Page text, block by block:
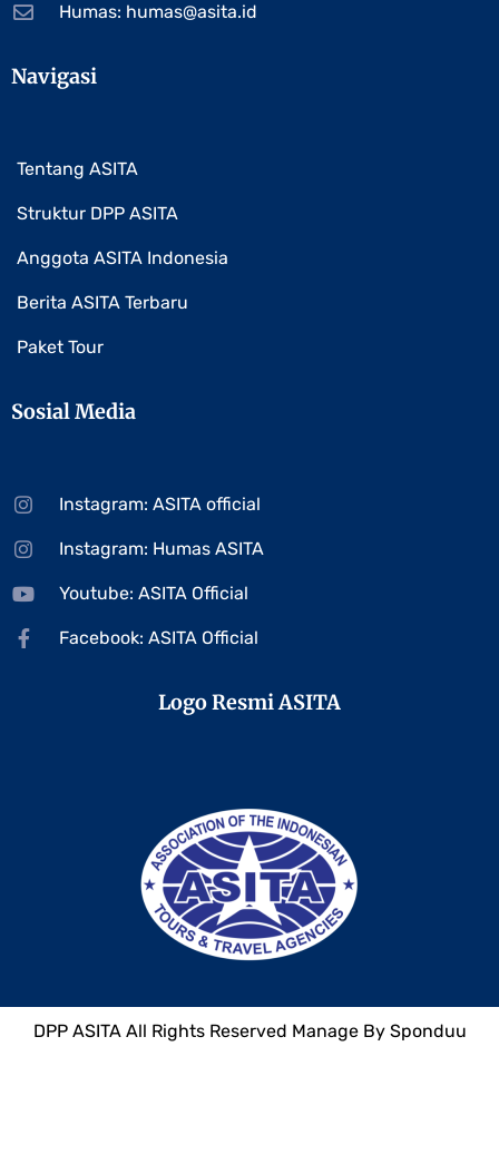
Humas: humas@asita.id
Navigasi
Tentang ASITA
Struktur DPP ASITA
Anggota ASITA Indonesia
Berita ASITA Terbaru
Paket Tour
Sosial Media
Instagram: ASITA official
Instagram: Humas ASITA
Youtube: ASITA Official
Facebook: ASITA Official
Logo Resmi ASITA
DPP ASITAAll Rights Reserved Manage By Sponduu